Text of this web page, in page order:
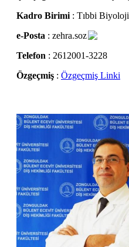
Kadro Birimi : Tıbbi Biyoloji
e-Posta : zehra.soz
Telefon : 2612001-3228
Özgeçmiş : Özgeçmiş Linki